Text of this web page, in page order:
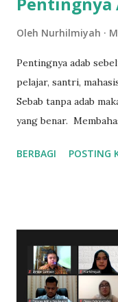
Oleh Nurhilmiyah
Pentingnya adab
pelajar, santri,
Sebab tanpa adab
yang benar.
dahulu. Kitab kuning
malam belajar kitab
UGM. Mudah-
pengetahuan
BERBAGI POSTING